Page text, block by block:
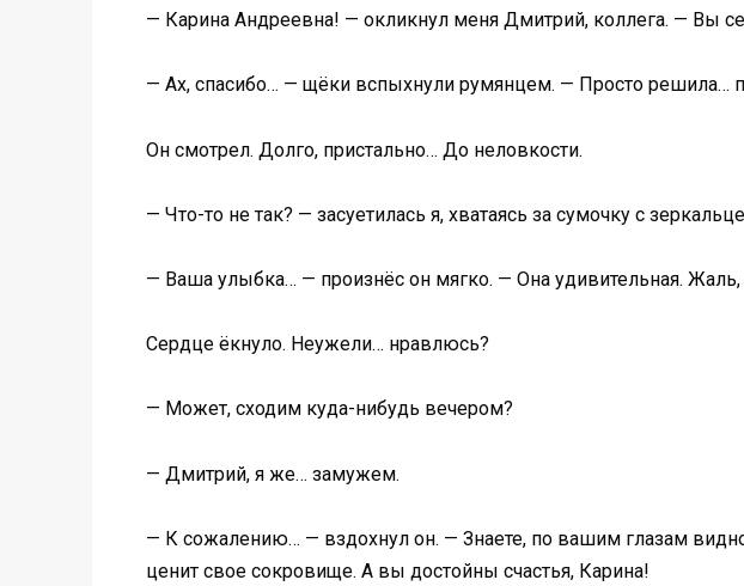
— Карина Андреевна! — окликнул меня Дмитрий, коллега. — Вы
— Ах, спасибо… — щёки вспыхнули румянцем. — Просто решила…
Он смотрел. Долго, пристально… До неловкости.
— Что-то не так? — засуетилась я, хватаясь за сумочку с
— Ваша улыбка… — произнёс он мягко. — Она удивительная. Жаль,
Сердце ёкнуло. Неужели… нравлюсь?
— Может, сходим куда-нибудь вечером?
— Дмитрий, я же… замужем.
— К сожалению… — вздохнул он. — Знаете, по вашим глазам
ценит свое сокровище. А вы достойны счастья, Карина!